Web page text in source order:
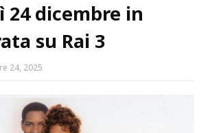
24 dicembre in
su Rai 3
24, 2025